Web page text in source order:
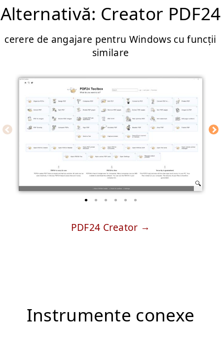
Alternativă: Creator PDF24
cerere de angajare pentru Windows cu funcții
similare
PDF24 Creator
Instrumente conexe